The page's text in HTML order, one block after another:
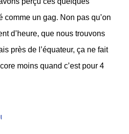
comme un gag. Non pas qu’on
d’heure, que nous trouvons
près de l’équateur, ça ne fait
moins quand c’est pour 4